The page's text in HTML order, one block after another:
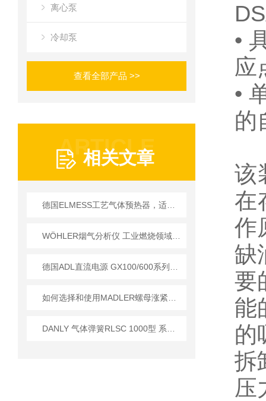
离心泵
冷却泵
查看全部产品 >>
ARTICLE
相关文章
•
应
•
的
该
在
作
缺
要
能
的
拆
压